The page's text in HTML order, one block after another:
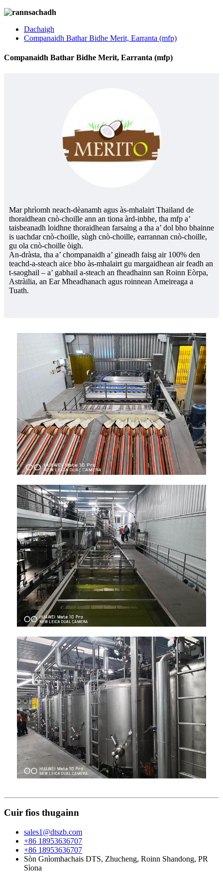
Dachaigh
Companaidh Bathar Bidhe Merit, Earranta (mfp)
Companaidh Bathar Bidhe Merit, Earranta (mfp)
Mar phrìomh neach-dèanamh agus às-mhalairt Thailand de
thoraidhean cnò-choille ann an tiona àrd-inbhe, tha mfp a’
taisbeanadh loidhne thoraidhean farsaing a tha a’ dol bho bhainne
is uachdar cnò-choille, sùgh cnò-choille, earrannan cnò-choille,
gu ola cnò-choille òigh.
An-dràsta, tha a’ chompanaidh a’ gineadh faisg air 100% den
teachd-a-steach aice bho às-mhalairt gu margaidhean air feadh an
t-saoghail – a’ gabhail a-steach an fheadhainn san Roinn Eòrpa,
Astràilia, an Ear Mheadhanach agus roinnean Ameireaga a
Tuath.
Cuir fios thugainn
sales1@dtszb.com
+86 18953636707
+86 18953636707
Sòn Gnìomhachais DTS, Zhucheng, Roinn Shandong, PR
Sìona